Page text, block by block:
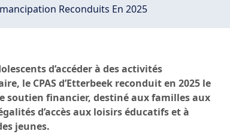
Reconduits En 2025
d’accéder à des activités
le CPAS d’Etterbeek reconduit en 2025 le
soutien financier, destiné aux familles aux
d’accès aux loisirs éducatifs et à
jeunes.